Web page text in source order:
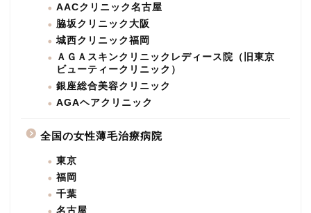
AACクリニック名古屋
脇坂クリニック大阪
城西クリニック福岡
ＡＧＡスキンクリニックレディース院（旧東京
ビューティークリニック）
銀座総合美容クリニック
AGAヘアクリニック
全国の女性薄毛治療病院
東京
福岡
千葉
名古屋